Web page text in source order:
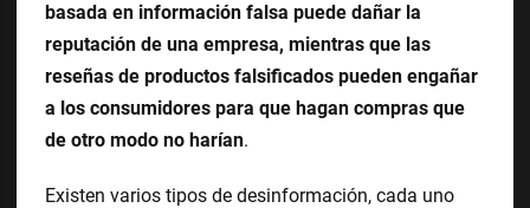
basada en información falsa puede dañar la
reputación de una empresa, mientras que las
reseñas de productos falsificados pueden engañar
a los consumidores para que hagan compras que
de otro modo no harían.
Existen varios tipos de desinformación, cada uno